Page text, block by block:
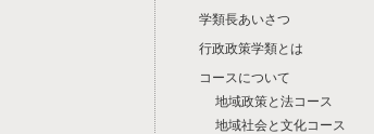
学類長あいさつ
行政政策学類とは
コースについて
地域政策と法コース
地域社会と文化コース